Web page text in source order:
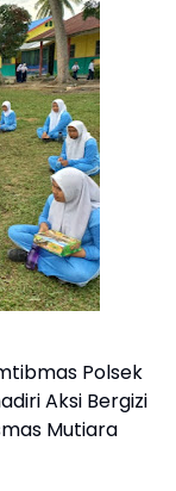
Polsek
Aksi Bergizi
Mutiara